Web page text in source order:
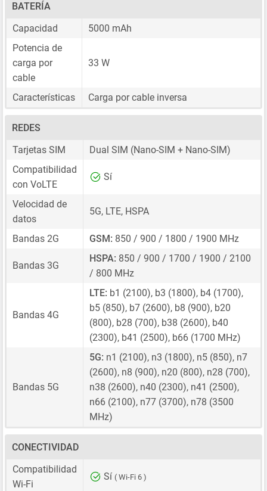
BATERÍA
Capacidad
5000 mAh
Potencia de
carga por
cable
33 W
Características Carga por cable inversa
REDES
Tarjetas SIM
Dual SIM (Nano-SIM + Nano-SIM)
Compatibilidad
con VoLTE
Sí
Velocidad de
datos
5G, LTE, HSPA
Bandas 2G GSM: 850 / 900 / 1800 / 1900 MHz
Bandas 3G
HSPA: 850 / 900 / 1700 / 1900 / 2100
/ 800 MHz
Bandas 4G
LTE: b1 (2100), b3 (1800), b4 (1700),
b5 (850), b7 (2600), b8 (900), b20
(800), b28 (700), b38 (2600), b40
(2300), b41 (2500), b66 (1700 MHz)
Bandas 5G
5G: n1 (2100), n3 (1800), n5 (850), n7
(2600), n8 (900), n20 (800), n28 (700),
n38 (2600), n40 (2300), n41 (2500),
n66 (2100), n77 (3700), n78 (3500
MHz)
CONECTIVIDAD
Compatibilidad
Wi-Fi
Sí ( Wi-Fi 6 )